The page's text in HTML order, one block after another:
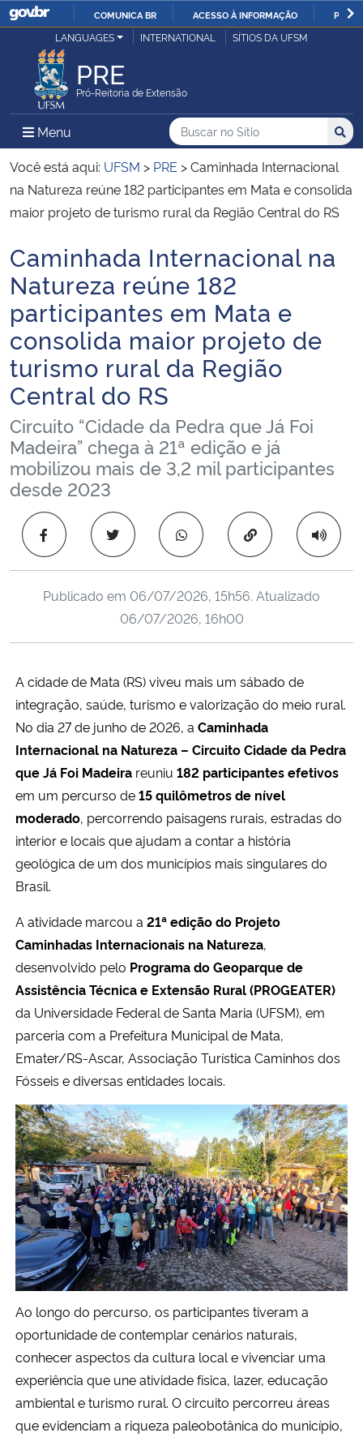
IR
COMUNICA BR ACESSO À INFORMAÇÃO
Ministério da Justiça e Segurança Pública
Ministério da Defesa
Ministério das Relações Exteriores
Ministério da Economia
Ministério da Infraestrutura
Ministério da Agricultura, Pecuária e Abastecimento
Ministério da Educação
Ministério da Cidadania
Ministério da Saúde
Ministério de Minas e Energia
Ministério do Meio Ambiente
Ministério do Turismo
Controladoria-Geral da União
Ministério da Mulher, da Família e dos Direitos Humanos
Secretaria de Governo
Gabinete de Segurança Institucional
Advocacia-Geral da União
LANGUAGES INTERNATIONAL SÍTIOS DA UFSM
PRE
Pró-Reitoria de Extensão
Menu Menu Principal do Sítio
Busca
Buscar no no Sítio
Busca:
Você está aqui: UFSM > PRE >Caminhada Internacional
na Natureza reúne 182 participantes em Mata e consolida
maior projeto de turismo rural da Região Central do RS
Início do conteúdo
Caminhada Internacional na
Natureza reúne 182
participantes em Mata e
consolida maior projeto de
turismo rural da Região
Central do RS
Circuito “Cidade da Pedra que Já Foi
Madeira” chega à 21ª edição e já
mobilizou mais de 3,2 mil participantes
desde 2023
Copiar para área
Publicado em 06/07/2026, 15h56. Atualizado
06/07/2026, 16h00
A cidade de Mata (RS) viveu mais um sábado de
integração, saúde, turismo e valorização do meio rural.
No dia 27 de junho de 2026, a Caminhada
Internacional na Natureza – Circuito Cidade da Pedra
que Já Foi Madeira reuniu 182 participantes efetivos
em um percurso de15 quilômetros de nível
moderado, percorrendo paisagens rurais, estradas do
interior e locais que ajudam a contar a história
geológica de um dos municípios mais singulares do
Brasil.
A atividade marcou a 21ª edição do Projeto
Caminhadas Internacionais na Natureza,
desenvolvido pelo Programa do Geoparque de
Assistência Técnica e Extensão Rural (PROGEATER)
da Universidade Federal de Santa Maria (UFSM), em
parceria com a Prefeitura Municipal de Mata,
Emater/RS-Ascar, Associação Turística Caminhos dos
Fósseis e diversas entidades locais.
Ao longo do percurso, os participantes tiveram a
oportunidade de contemplar cenários naturais,
conhecer aspectos da cultura local e vivenciar uma
experiência que une atividade física, lazer, educação
ambiental e turismo rural. O circuito percorreu áreas
que evidenciam a riqueza paleobotânica do município,